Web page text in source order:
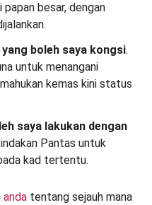
papan besar, dengan
boleh saya kongsi.
untuk menangani
kemas kini status
saya lakukan dengan
Pantas untuk
kad tertentu.
anda tentang sejauh mana